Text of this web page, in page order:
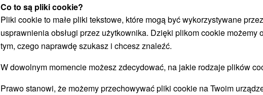
Co to są pliki cookie?
Pliki cookie to małe pliki tekstowe, które mogą być wykorzystywane
usprawnienia obsługi przez użytkownika. Dzięki plikom cookie możemy
tym, czego naprawdę szukasz i chcesz znaleźć.
W dowolnym momencie możesz zdecydować, na jakie rodzaje plików
Prawo stanowi, że możemy przechowywać pliki cookie na Twoim